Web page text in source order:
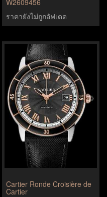
W2609456
ราคายังไม่ถูกอัฟเดด
Cartier Ronde Croisière de
Cartier